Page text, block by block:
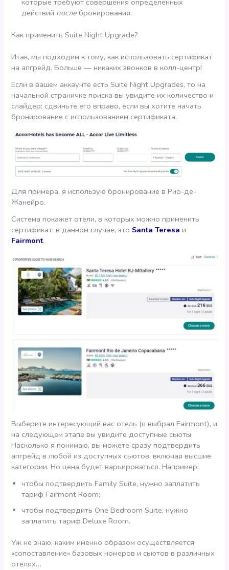
которые требуют совершения определенных
действий послебронирования.
Как применить Suite Night Upgrade?
Итак, мы подходим к тому, как использовать сертификат
на апгрейд. Больше — никаких звонков в колл-центр!
Если в вашем аккаунте есть Suite Night Upgrades, то на
начальной страничке поиска вы увидите их количество и
слайдер: сдвиньте его вправо, если вы хотите начать
бронирование с использованием сертификата.
Для примера, я использую бронирование в Рио-де-
Жанейро.
Система покажет отели, в которых можно применить
сертификат: в данном случае, это Santa Teresa и
Fairmont.
Выберите интересующий вас отель (я выбрал Fairmont), и
на следующем этапе вы увидите доступные сьюты.
Насколько я понимаю, вы можете сразу подтвердить
апгрейд в любой из доступных сьютов, включая высшие
категории. Но цена будет варьироваться. Например:
чтобы подтвердить Family Suite, нужно заплатить
тариф Fairmont Room;
чтобы подтвердить One Bedroom Suite, нужно
заплатить тариф Deluxe Room.
Уж не знаю, каким именно образом осущеcтвляется
«сопоставление» базовых номеров и сьютов в различных
отелях…